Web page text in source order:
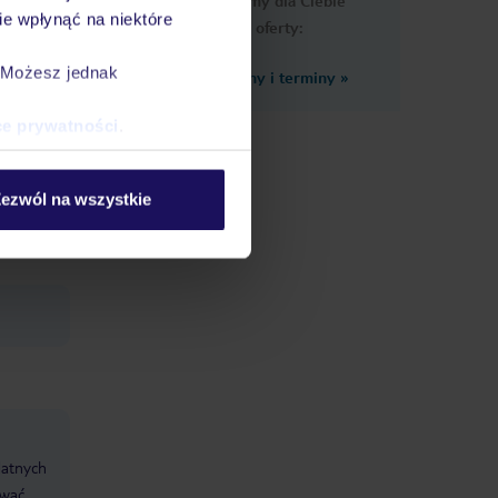
wpłynąć na niektóre
jednak
prywatności
na wszystkie
podobne oferty:
Zobacz inne ceny i terminy »